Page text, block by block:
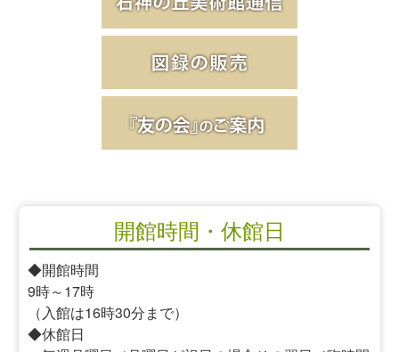
開館時間・休館日
◆開館時間
9時～17時
（入館は16時30分まで）
◆休館日